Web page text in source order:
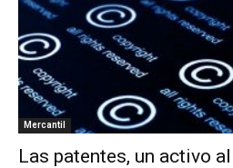
Mercantil
Las patentes, un activo